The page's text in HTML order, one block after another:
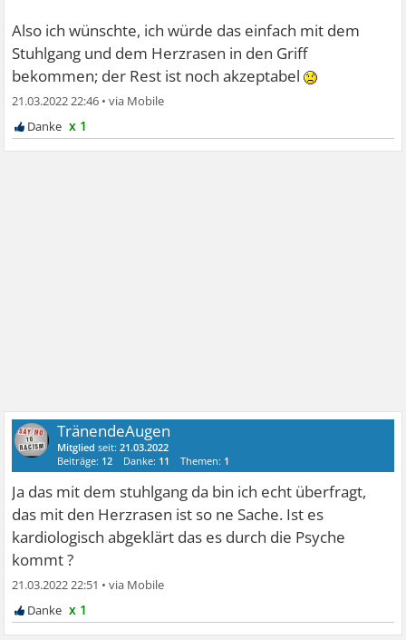
Also ich wünschte, ich würde das einfach mit dem
Stuhlgang und dem Herzrasen in den Griff
bekommen; der Rest ist noch akzeptabel
21.03.2022 22:46 •
x 1
TränendeAugen
Mitglied seit:21.03.2022
Beiträge: 12 Danke: 11 Themen: 1
Ja das mit dem stuhlgang da bin ich echt überfragt,
das mit den Herzrasen ist so ne Sache. Ist es
kardiologisch abgeklärt das es durch die Psyche
kommt ?
21.03.2022 22:51 •
x 1